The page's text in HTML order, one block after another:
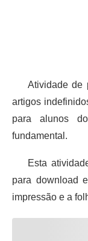
Atividade de
artigos
para alunos
fundamental.
Esta atividade
para download
impressão e a